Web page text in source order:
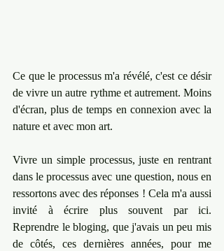
Ce que le processus m'a révélé, c'est ce désir
de vivre un autre rythme et autrement. Moins
d'écran, plus de temps en connexion avec la
nature et avec mon art.
Vivre un simple processus, juste en rentrant
dans le processus avec une question, nous en
ressortons avec des réponses ! Cela m'a aussi
invité à écrire plus souvent par ici.
Reprendre le bloging, que j'avais un peu mis
de côtés, ces dernières années, pour me